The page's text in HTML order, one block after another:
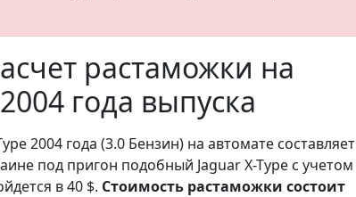
растаможки на
года выпуска
2004 года (3.0 Бензин) на автомате составляет
под пригон подобный Jaguar X-Type с учетом
в 40 $. Стоимость растаможки состоит